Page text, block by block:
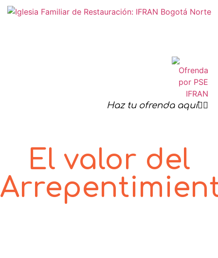
Haz tu ofrenda aquí☝🏻
El valor del